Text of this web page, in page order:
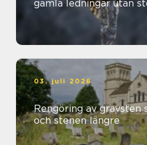
gamla ledningar utan
03. juli 2026
Rengöring av gravsten så bevaras minnet
och stenen längre